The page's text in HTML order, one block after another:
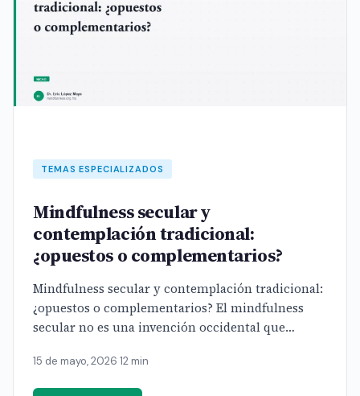
TEMAS ESPECIALIZADOS
Mindfulness secular y
contemplación tradicional:
¿opuestos o complementarios?
Mindfulness secular y contemplación tradicional:
¿opuestos o complementarios? El mindfulness
secular no es una invención occidental que
[…]
15 de mayo, 2026 12 min